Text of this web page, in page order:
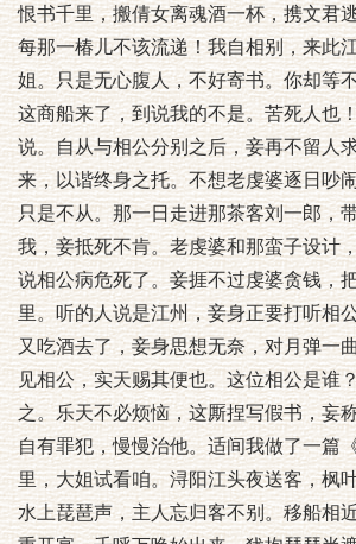
恨书千里，搬倩女离魂酒一杯，携文君
每那一椿儿不该流递！我自相别，来此
姐。只是无心腹人，不好寄书。你却等
这商船来了，到说我的不是。苦死人也
说。自从与相公分别之后，妾再不留人
来，以谐终身之托。不想老虔婆逐日吵
只是不从。那一日走进那茶客刘一郎，
我，妾抵死不肯。老虔婆和那蛮子设计
说相公病危死了。妾捱不过虔婆贪钱，
里。听的人说是江州，妾身正要打听相
又吃酒去了，妾身思想无奈，对月弹一
见相公，实天赐其便也。这位相公是谁
之。乐天不必烦恼，这厮捏写假书，妄
自有罪犯，慢慢治他。适间我做了一篇
里，大姐试看咱。浔阳江头夜送客，枫
水上琵琶声，主人忘归客不别。移船相